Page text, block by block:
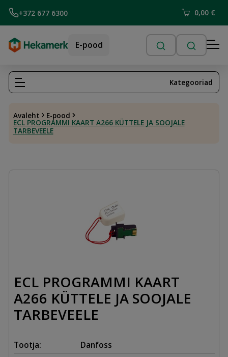
+372 677 6300 0,00 €
E-pood
Avaleht E-pood
ECL PROGRAMMI KAART A266 KÜTTELE JA SOOJALE
TARBEVEELE
Kategooriad
ECL PROGRAMMI KAART
A266 KÜTTELE JA SOOJALE
TARBEVEELE
Tootja:
Danfoss